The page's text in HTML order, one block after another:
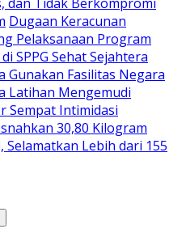
Dugaan Keracunan
Pelaksanaan Program
SPPG Sehat Sejahtera
Gunakan Fasilitas Negara
Latihan Mengemudi
Sempat Intimidasi
30,80 Kilogram
Lebih dari 155